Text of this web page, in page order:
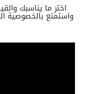
واستمتع بالخصوصية